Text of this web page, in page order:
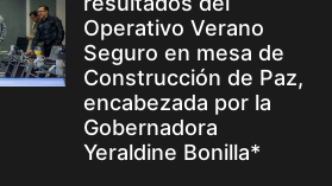
Operativo Verano
Seguro en mesa de
Construcción de Paz,
encabezada por la
Gobernadora
Yeraldine Bonilla*